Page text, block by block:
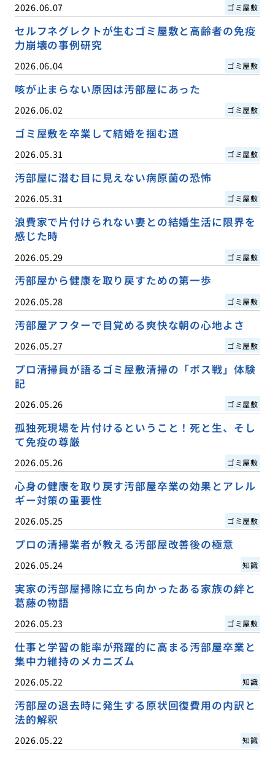
2026.06.07 ゴミ屋敷
セルフネグレクトが生むゴミ屋敷と高齢者の免疫
力崩壊の事例研究
2026.06.04 ゴミ屋敷
咳が止まらない原因は汚部屋にあった
2026.06.02 ゴミ屋敷
ゴミ屋敷を卒業して結婚を掴む道
2026.05.31 ゴミ屋敷
汚部屋に潜む目に見えない病原菌の恐怖
2026.05.31 ゴミ屋敷
浪費家で片付けられない妻との結婚生活に限界を
感じた時
2026.05.29 ゴミ屋敷
汚部屋から健康を取り戻すための第一歩
2026.05.28 ゴミ屋敷
汚部屋アフターで目覚める爽快な朝の心地よさ
2026.05.27 ゴミ屋敷
プロ清掃員が語るゴミ屋敷清掃の「ボス戦」体験
記
2026.05.26 ゴミ屋敷
孤独死現場を片付けるということ！死と生、そし
て免疫の尊厳
2026.05.26 ゴミ屋敷
心身の健康を取り戻す汚部屋卒業の効果とアレル
ギー対策の重要性
2026.05.25 ゴミ屋敷
プロの清掃業者が教える汚部屋改善後の極意
2026.05.24 知識
実家の汚部屋掃除に立ち向かったある家族の絆と
葛藤の物語
2026.05.23 ゴミ屋敷
仕事と学習の能率が飛躍的に高まる汚部屋卒業と
集中力維持のメカニズム
2026.05.22 知識
汚部屋の退去時に発生する原状回復費用の内訳と
法的解釈
2026.05.22 知識